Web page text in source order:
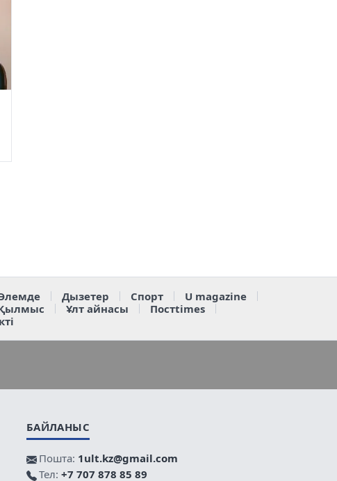
Дызетер Спорт
U magazine
Ұлт айнасы
Постtimes
БАЙЛАНЫС
Пошта: 1ult.kz@gmail.com
Тел: +7 707 878 85 89